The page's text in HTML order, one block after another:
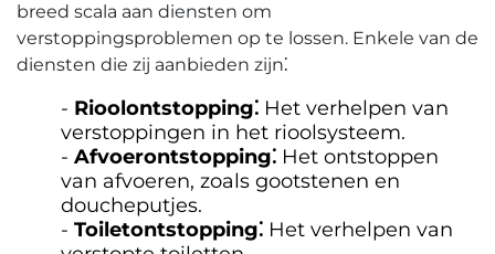
breed scala aan diensten om
verstoppingsproblemen op te lossen.​ Enkele van de
diensten die zij aanbieden zijn⁚
Rioolontstopping⁚ Het verhelpen van
verstoppingen in het rioolsysteem.​
Afvoerontstopping⁚ Het ontstoppen
van afvoeren, zoals gootstenen en
doucheputjes.​
Toiletontstopping⁚ Het verhelpen van